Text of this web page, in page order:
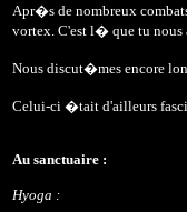
Apr�s de nombreux
vortex. C'est l� que tu
Nous discut�mes encore
Celui-ci �tait d'ailleurs
Au sanctuaire :
Hyoga :